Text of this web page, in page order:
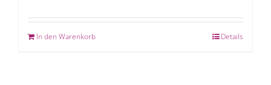
In den Warenkorb Details